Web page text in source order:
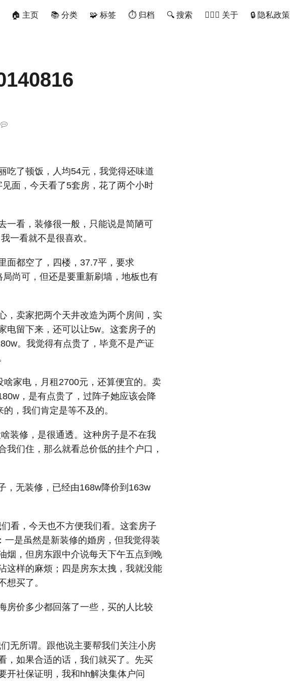
🏠 主页 📚 分类 🧩 标签 ⏱ 归档 🔍 搜索 🙋🏻‍♂️ 关于 🔒 隐私政策
吃了顿饭，人均54元，我觉得还味道
面，今天看了5套房，花了两个小时
一看，装修很一般，只能说是简陋可
一看就不是很喜欢。
面都空了，四楼，37.7平，要求
尚可，但还是要重新刷墙，地板也有
，卖家把两个天井改造为两个房间，实
电留下来，还可以让5w。这套房子的
。我觉得有点贵了，毕竟不是产证
家电，月租2700元，还算便宜的。卖
，是有点贵了，过阵子她应该会降
，我们肯定是等不及的。
装修，是很通透。这种房子是不在我
们住，那么就看总价低的挂个户口，
，无装修，已经由168w降价到163w
看，今天也不方便我们看。这套房子
是虽然是新装修的婚房，但我觉得装
烟，但房东跟中介说每天下午五点到晚
这样的麻烦；四是房东太拽，我就没能
想买了。
房价多少都回落了一些，买的人比较
无所谓。跟他说主要帮我们关注小房
，如果合适的话，我们就买了。先买
开社保证明，我和hh解决集体户问